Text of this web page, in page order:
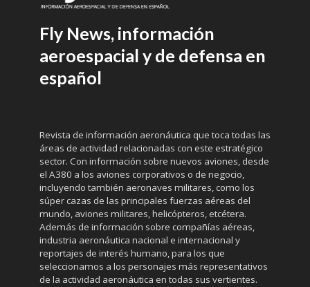
Fly News, información
aeroespacial y de defensa en
español
Revista de información aeronáutica que toca todas las
áreas de actividad relacionadas con este estratégico
sector. Con información sobre nuevos aviones, desde
el A380 a los aviones corporativos o de negocio,
incluyendo también aeronaves militares, como los
súper cazas de las principales fuerzas aéreas del
mundo, aviones militares, helicópteros, etcétera.
Además de información sobre compañías aéreas,
industria aeronáutica nacional e internacional y
reportajes de interés humano, para los que
seleccionamos a los personajes más representativos
de la actividad aeronáutica en todas sus vertientes.